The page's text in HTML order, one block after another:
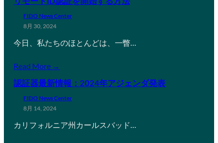
FIDO News Center
8月 30, 2024
今日、私たちのほとんどは、一瞥…
Read More →
認証器最新情報：2024年アジェンダ発表
FIDO News Center
8月 14, 2024
カリフォルニア州カールスバッド…